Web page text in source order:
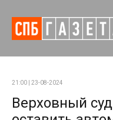
21:00 | 23-08-2024
Верховный